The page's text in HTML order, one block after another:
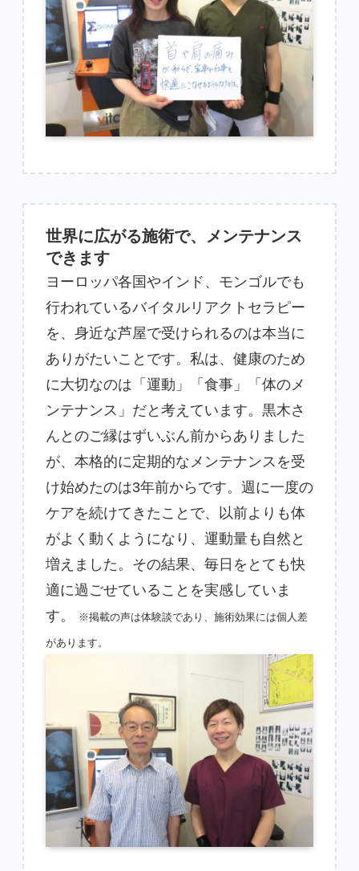
世界に広がる施術で、メンテナンス
できます
ヨーロッパ各国やインド、モンゴルでも
行われているバイタルリアクトセラピー
を、身近な芦屋で受けられるのは本当に
ありがたいことです。私は、健康のため
に大切なのは「運動」「食事」「体のメ
ンテナンス」だと考えています。黒木さ
んとのご縁はずいぶん前からありました
が、本格的に定期的なメンテナンスを受
け始めたのは3年前からです。週に一度の
ケアを続けてきたことで、以前よりも体
がよく動くようになり、運動量も自然と
増えました。その結果、毎日をとても快
適に過ごせていることを実感していま
す。
※掲載の声は体験談であり、施術効果には個人差
があります。